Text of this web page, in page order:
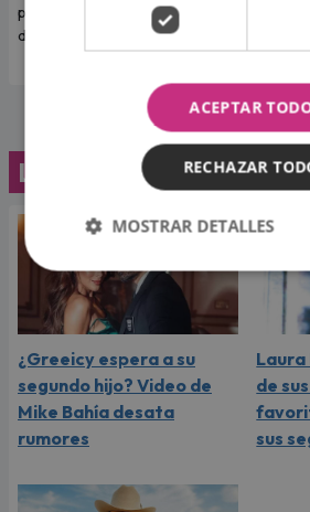
para hoy martes 4 de agosto
de 2026.
para
de
Lo último
¿Greeicy espera a su
segundo hijo? Video de
Mike Bahía desata
rumores
Laura
de
sus
ACEPTAR
RECHAZAR
MOSTRAR DETALLES